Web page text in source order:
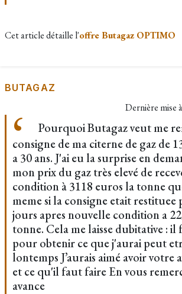
Cet article détaille l'offre Butagaz OPTIMO
BUTAGAZ
Dernière mise
Pourquoi Butagaz veut me
consigne de ma citerne de gaz de
a 30 ans. J'ai eu la surprise en
mon prix du gaz très elevé de
condition à 3118 euros la tonne
meme si la consigne etait restituee
jours apres nouvelle condition a
tonne. Cela me laisse dubitative :
pour obtenir ce que j'aurai peut
lontemps J’aurais aimé avoir votre
et ce qu'il faut faire En vous
avance